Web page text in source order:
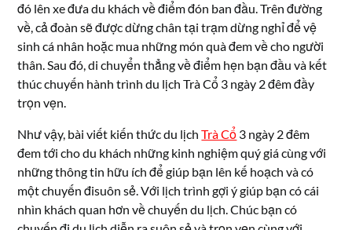
đó lên xe đưa du khách về điểm đón ban đầu. Trên đường
về, cả đoàn sẽ được dừng chân tại trạm dừng nghỉ để vệ
sinh cá nhân hoặc mua những món quà đem về cho người
thân. Sau đó, di chuyển thẳng về điểm hẹn bạn đầu và kết
thúc chuyến hành trình du lịch Trà Cổ 3 ngày 2 đêm đầy
trọn vẹn.
Như vậy, bài viết kiến thức du lịchTrà Cổ 3 ngày 2 đêm
đem tới cho du khách những kinh nghiệm quý giá cùng với
những thông tin hữu ích để giúp bạn lên kế hoạch và có
một chuyến đisuôn sẻ. Với lịch trình gợi ý giúp bạn có cái
nhìn khách quan hơn về chuyến du lịch. Chúc bạn có